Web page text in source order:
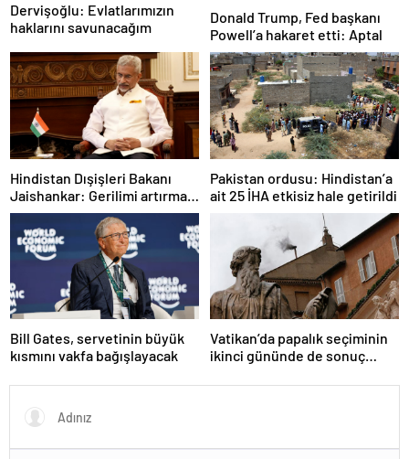
Dervişoğlu: Evlatlarımızın
haklarını savunacağım
Donald Trump, Fed başkanı
Powell’a hakaret etti: Aptal
Hindistan Dışişleri Bakanı
Jaishankar: Gerilimi artırmak
gibi bir niyetimiz yok
Pakistan ordusu: Hindistan’a
ait 25 İHA etkisiz hale getirildi
Bill Gates, servetinin büyük
kısmını vakfa bağışlayacak
Vatikan’da papalık seçiminin
ikinci gününde de sonuç